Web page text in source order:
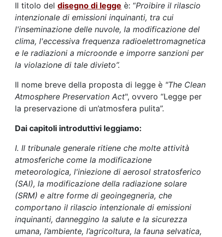
Il titolo del disegno di legge è: “Proibire il rilascio
intenzionale di emissioni inquinanti, tra cui
l'inseminazione delle nuvole, la modificazione del
clima, l'eccessiva frequenza radioelettromagnetica
e le radiazioni a microonde e imporre sanzioni per
la violazione di tale divieto”.
Il nome breve della proposta di legge è "The Clean
Atmosphere Preservation Act", ovvero “Legge per
la preservazione di un’atmosfera pulita”.
Dai capitoli introduttivi leggiamo:
I. Il tribunale generale ritiene che molte attività
atmosferiche come la modificazione
meteorologica, l'iniezione di aerosol stratosferico
(SAI), la modificazione della radiazione solare
(SRM) e altre forme di geoingegneria, che
comportano il rilascio intenzionale di emissioni
inquinanti, danneggino la salute e la sicurezza
umana, l’ambiente, l’agricoltura, la fauna selvatica,